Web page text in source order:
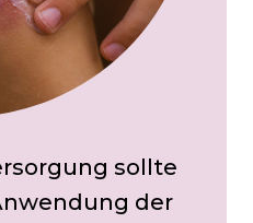
sollte
der